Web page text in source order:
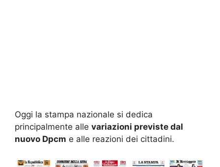
Oggi la stampa nazionale si dedica
principalmente alle variazioni previste dal
nuovo Dpcm e alle reazioni dei cittadini.